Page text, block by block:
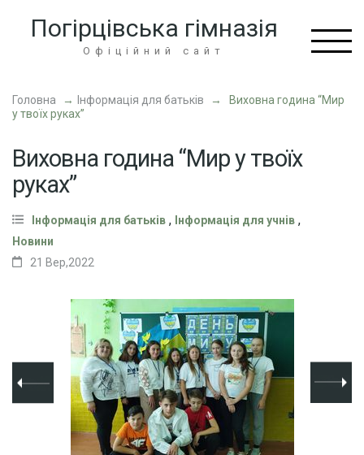
Enter)
Погірцівська гімназія
Офіційний сайт
Головна → Інформація для батьків →
Виховна година “Мир
у твоїх руках”
Виховна година “Мир у твоїх
руках”
Інформація для батьків , Інформація для учнів ,
Новини
21 Вер,2022